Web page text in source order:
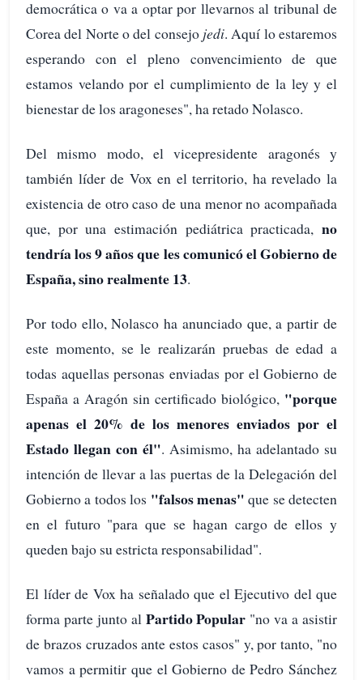
democrática o va a optar por llevarnos al tribunal de
Corea del Norte o del consejo jedi. Aquí lo estaremos
esperando con el pleno convencimiento de que
estamos velando por el cumplimiento de la ley y el
bienestar de los aragoneses", ha retado Nolasco.
Del mismo modo, el vicepresidente aragonés y
también líder de Vox en el territorio, ha revelado la
existencia de otro caso de una menor no acompañada
que, por una estimación pediátrica practicada, no
tendría los 9 años que les comunicó el Gobierno de
España, sino realmente 13.
Por todo ello, Nolasco ha anunciado que, a partir de
este momento, se le realizarán pruebas de edad a
todas aquellas personas enviadas por el Gobierno de
España a Aragón sin certificado biológico, "porque
apenas el 20% de los menores enviados por el
Estado llegan con él". Asimismo, ha adelantado su
intención de llevar a las puertas de la Delegación del
Gobierno a todos los "falsos menas" que se detecten
en el futuro "para que se hagan cargo de ellos y
queden bajo su estricta responsabilidad".
El líder de Vox ha señalado que el Ejecutivo del que
forma parte junto al Partido Popular "no va a asistir
de brazos cruzados ante estos casos" y, por tanto, "no
vamos a permitir que el Gobierno de Pedro Sánchez